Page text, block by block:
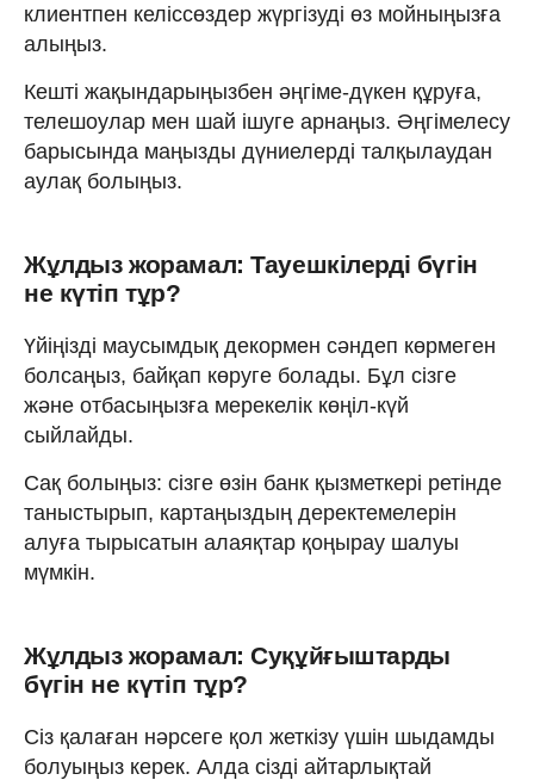
клиентпен келіссөздер жүргізуді өз мойныңызға
алыңыз.
Кешті жақындарыңызбен әңгіме-дүкен құруға,
телешоулар мен шай ішуге арнаңыз. Әңгімелесу
барысында маңызды дүниелерді талқылаудан
аулақ болыңыз.
Жұлдыз жорамал: Тауешкілерді бүгін
не күтіп тұр?
Үйіңізді маусымдық декормен сәндеп көрмеген
болсаңыз, байқап көруге болады. Бұл сізге
және отбасыңызға мерекелік көңіл-күй
сыйлайды.
Сақ болыңыз: сізге өзін банк қызметкері ретінде
таныстырып, картаңыздың деректемелерін
алуға тырысатын алаяқтар қоңырау шалуы
мүмкін.
Жұлдыз жорамал: Суқұйғыштарды
бүгін не күтіп тұр?
Сіз қалаған нәрсеге қол жеткізу үшін шыдамды
болуыңыз керек. Алда сізді айтарлықтай